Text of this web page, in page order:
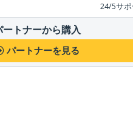
24/5サポ
ートナーから購入
パートナーを見る